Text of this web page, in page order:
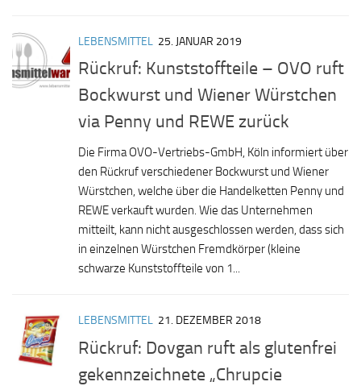
LEBENSMITTEL 25. JANUAR 2019
Rückruf: Kunststoffteile – OVO ruft
Bockwurst und Wiener Würstchen
via Penny und REWE zurück
Die Firma OVO-Vertriebs-GmbH, Köln informiert über
den Rückruf verschiedener Bockwurst und Wiener
Würstchen, welche über die Handelketten Penny und
REWE verkauft wurden. Wie das Unternehmen
mitteilt, kann nicht ausgeschlossen werden, dass sich
in einzelnen Würstchen Fremdkörper (kleine
schwarze Kunststoffteile von 1...
LEBENSMITTEL 21. DEZEMBER 2018
Rückruf: Dovgan ruft als glutenfrei
gekennzeichnete „Chrupcie